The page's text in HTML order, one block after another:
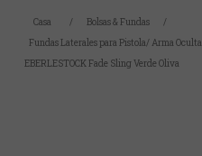
Casa / Bolsas & Fundas
/
Fundas Laterales para Pistola/ Arma Oculta
EBERLESTOCK Fade Sling Verde Oliva